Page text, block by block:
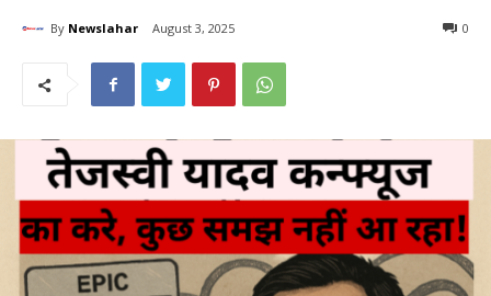
By Newslahar August 3, 2025 0